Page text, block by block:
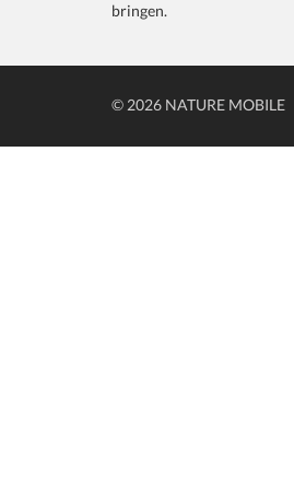
bringen.
© 2026 NATURE MOBILE